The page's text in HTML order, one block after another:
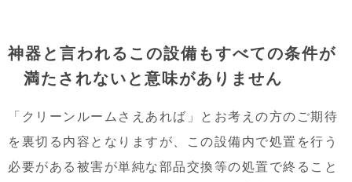
神器と言われるこの設備もすべての条件が
満たされないと意味がありません
「クリーンルームさえあれば」とお考えの方のご期待
を裏切る内容となりますが、この設備内で処置を行う
必要がある被害が単純な部品交換等の処置で終ること